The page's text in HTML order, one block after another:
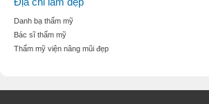
Danh bạ thẩm mỹ
Bác sĩ thẩm mỹ
Thẩm mỹ viện nâng mũi đẹp